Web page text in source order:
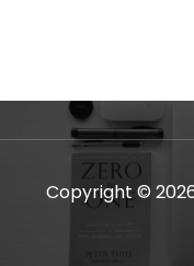
Copyright ©